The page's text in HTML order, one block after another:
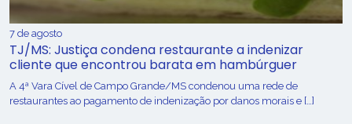
7 de agosto
TJ/MS: Justiça condena restaurante a indenizar
cliente que encontrou barata em hambúrguer
A 4ª Vara Cível de Campo Grande/MS condenou uma rede de
restaurantes ao pagamento de indenização por danos morais e […]